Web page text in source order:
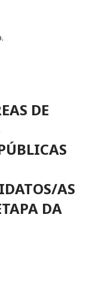
DE
AS
DA